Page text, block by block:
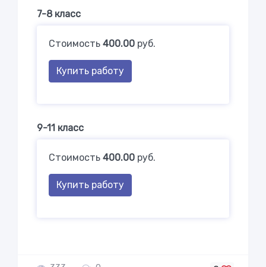
7-8 класс
Стоимость 400.00 руб.
Купить работу
9-11 класс
Стоимость 400.00 руб.
Купить работу